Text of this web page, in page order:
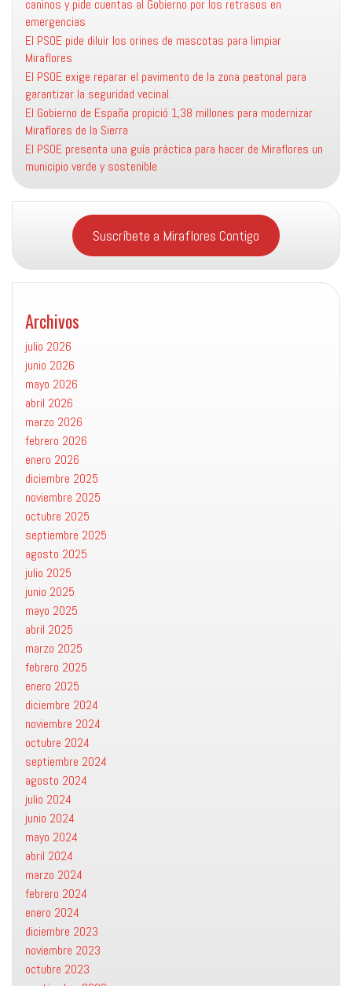
caninos y pide cuentas al Gobierno por los retrasos en
emergencias
El PSOE pide diluir los orines de mascotas para limpiar
Miraflores
El PSOE exige reparar el pavimento de la zona peatonal para
garantizar la seguridad vecinal.
El Gobierno de España propició 1,38 millones para modernizar
Miraflores de la Sierra
El PSOE presenta una guía práctica para hacer de Miraflores un
municipio verde y sostenible
Suscríbete a Miraflores Contigo
Archivos
julio 2026
junio 2026
mayo 2026
abril 2026
marzo 2026
febrero 2026
enero 2026
diciembre 2025
noviembre 2025
octubre 2025
septiembre 2025
agosto 2025
julio 2025
junio 2025
mayo 2025
abril 2025
marzo 2025
febrero 2025
enero 2025
diciembre 2024
noviembre 2024
octubre 2024
septiembre 2024
agosto 2024
julio 2024
junio 2024
mayo 2024
abril 2024
marzo 2024
febrero 2024
enero 2024
diciembre 2023
noviembre 2023
octubre 2023